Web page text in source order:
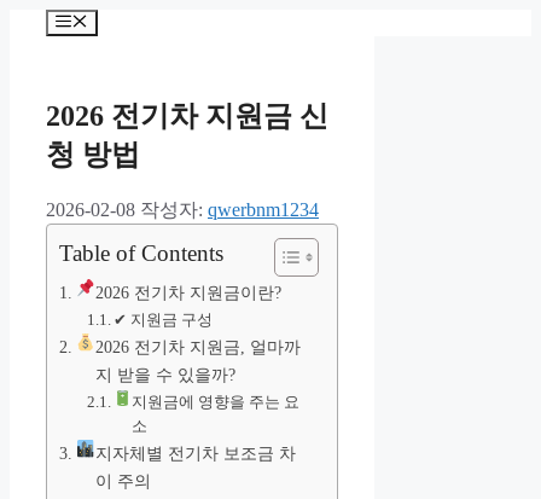
메
2026 전기차 지원금 신
청 방법
2026-02-08 작성자: qwerbnm1234
Table of Contents
2026 전기차 지원금이란?
✔ 지원금 구성
2026 전기차 지원금, 얼마까
지 받을 수 있을까?
지원금에 영향을 주는 요
소
지자체별 전기차 보조금 차
이 주의